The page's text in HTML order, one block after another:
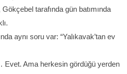
tarafında gün batımında
aynı soru var: “Yalıkavak’tan ev
Evet. Ama herkesin gördüğü yerden